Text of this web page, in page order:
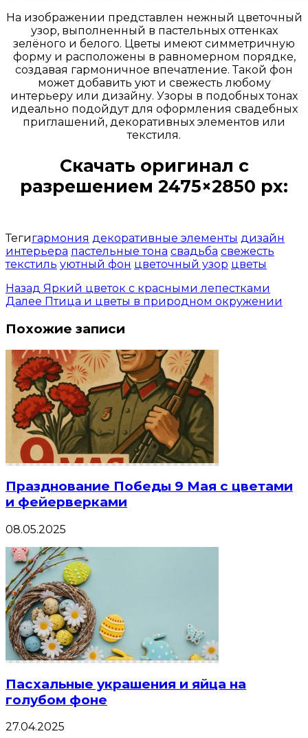
На изображении представлен нежный цветочный
узор, выполненный в пастельных оттенках
зелёного и белого. Цветы имеют симметричную
форму и расположены в равномерном порядке,
создавая гармоничное впечатление. Такой фон
может добавить уют и свежесть любому
интерьеру или дизайну. Узоры в подобных тонах
идеально подойдут для оформления свадебных
приглашений, декоративных элементов или
текстиля.
Скачать оригинал с
разрешением 2475×2850 px:
Тегигармония декоративные элементы дизайн
интерьера пастельные тона свадьба свежесть
текстиль уютный фон цветочный узор цветы
Назад Яркий цветок с красными лепестками
Далее Птица и цветы в природном окружении
Похожие записи
Празднование Победы 9 Мая с цветами
и фейерверками
08.05.2025
Пасхальные украшения и яйца на
голубом фоне
27.04.2025